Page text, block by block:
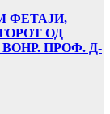
ФЕТАЈИ,
ОД
ПРОФ. Д-